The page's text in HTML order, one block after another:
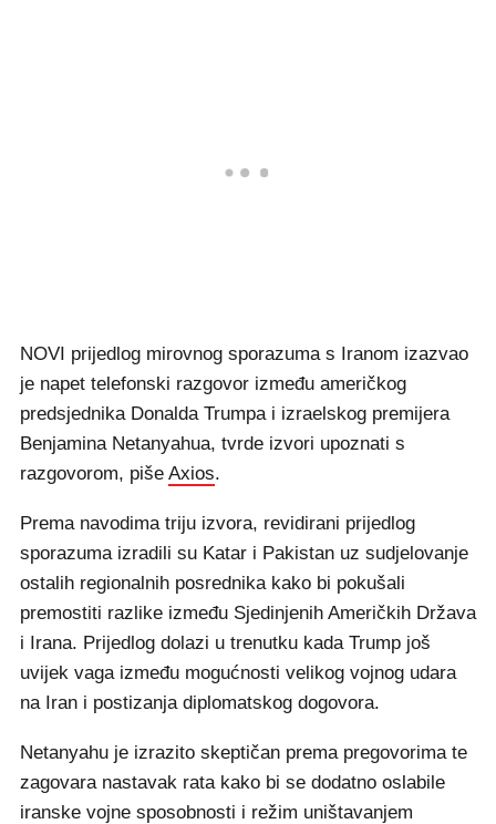
NOVI prijedlog mirovnog sporazuma s Iranom izazvao
je napet telefonski razgovor između američkog
predsjednika Donalda Trumpa i izraelskog premijera
Benjamina Netanyahua, tvrde izvori upoznati s
razgovorom, piše Axios.
Prema navodima triju izvora, revidirani prijedlog
sporazuma izradili su Katar i Pakistan uz sudjelovanje
ostalih regionalnih posrednika kako bi pokušali
premostiti razlike između Sjedinjenih Američkih Država
i Irana. Prijedlog dolazi u trenutku kada Trump još
uvijek vaga između mogućnosti velikog vojnog udara
na Iran i postizanja diplomatskog dogovora.
Netanyahu je izrazito skeptičan prema pregovorima te
zagovara nastavak rata kako bi se dodatno oslabile
iranske vojne sposobnosti i režim uništavanjem